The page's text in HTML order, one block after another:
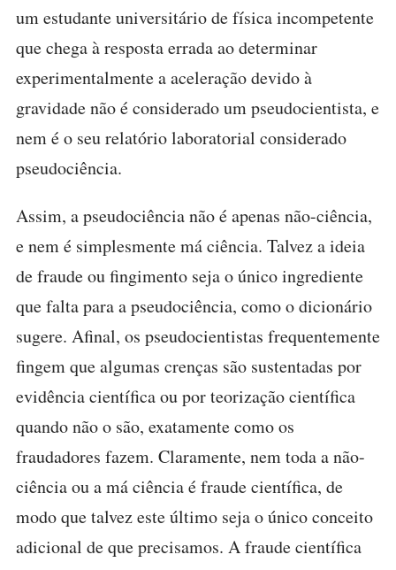
um estudante universitário de física incompetente
que chega à resposta errada ao determinar
experimentalmente a aceleração devido à
gravidade não é considerado um pseudocientista, e
nem é o seu relatório laboratorial considerado
pseudociência.
Assim, a pseudociência não é apenas não-ciência,
e nem é simplesmente má ciência. Talvez a ideia
de fraude ou fingimento seja o único ingrediente
que falta para a pseudociência, como o dicionário
sugere. Afinal, os pseudocientistas frequentemente
fingem que algumas crenças são sustentadas por
evidência científica ou por teorização científica
quando não o são, exatamente como os
fraudadores fazem. Claramente, nem toda a não-
ciência ou a má ciência é fraude científica, de
modo que talvez este último seja o único conceito
adicional de que precisamos. A fraude científica